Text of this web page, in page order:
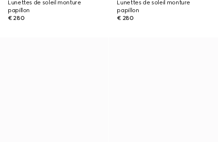
Lunettes de soleil monture
papillon
€ 280
Lunettes de soleil monture
papillon
€ 280